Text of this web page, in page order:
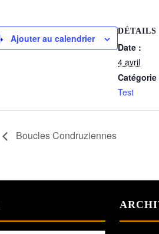
Ajouter au calendrier
DÉTAILS
Date :
4 avril
Catégorie
Test
Boucles Condruziennes